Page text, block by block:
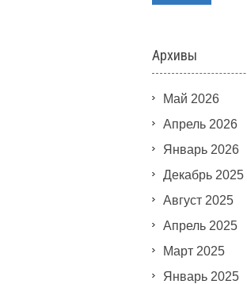
Архивы
Май 2026
Апрель 2026
Январь 2026
Декабрь 2025
Август 2025
Апрель 2025
Март 2025
Январь 2025